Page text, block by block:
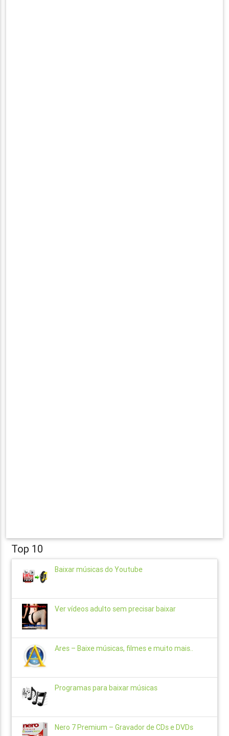
Top 10
Baixar músicas do Youtube
Ver vídeos adulto sem precisar baixar
Ares – Baixe músicas, filmes e muito mais..
Programas para baixar músicas
Nero 7 Premium – Gravador de CDs e DVDs